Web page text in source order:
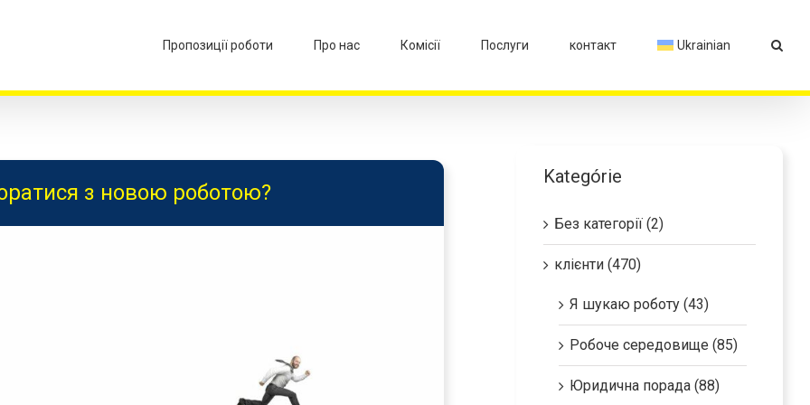
Пропозиції роботи Про нас Комісії Послуги контакт Ukrainian
з новою роботою?
Kategórie
Без категорії (2)
клієнти (470)
Я шукаю роботу (43)
Робоче середовище (85)
Юридична порада (88)